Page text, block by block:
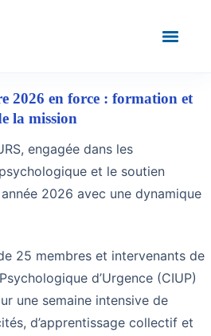
2026 en force : formation et
la mission
engagée dans les
et le soutien
2026 avec une dynamique
25 membres et intervenants de
d’Urgence (CIUP)
une semaine intensive de
d’apprentissage collectif et